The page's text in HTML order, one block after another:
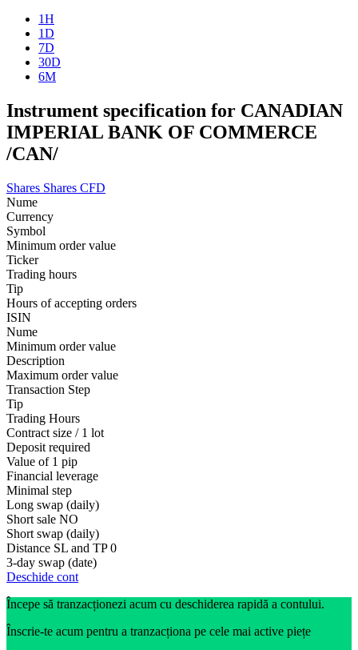
1H
1D
7D
30D
6M
Instrument specification for CANADIAN
IMPERIAL BANK OF COMMERCE
/CAN/
Shares Shares CFD
Nume
Currency
Symbol
Minimum order value
Ticker
Trading hours
Tip
Hours of accepting orders
ISIN
Nume
Minimum order value
Description
Maximum order value
Transaction Step
Tip
Trading Hours
Contract size / 1 lot
Deposit required
Value of 1 pip
Financial leverage
Minimal step
Long swap (daily)
Short sale NO
Short swap (daily)
Distance SL and TP 0
3-day swap (date)
Deschide cont
Începe să tranzacționezi acum cu deschiderea rapidă a contului.
Înscrie-te acum pentru a tranzacționa pe cele mai active piețe